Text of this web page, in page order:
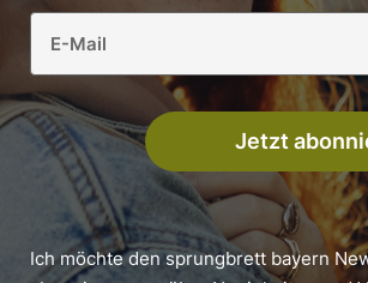
Jetzt
Ich möchte den sprungbrett bayern